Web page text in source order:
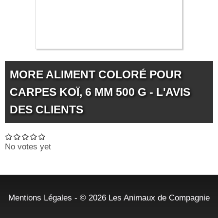
MORE ALIMENT COLORÉ POUR
CARPES KOÏ, 6 MM 500 G - L'AVIS
DES CLIENTS
No votes yet
Mentions Légales - © 2026 Les Animaux de Compagnie